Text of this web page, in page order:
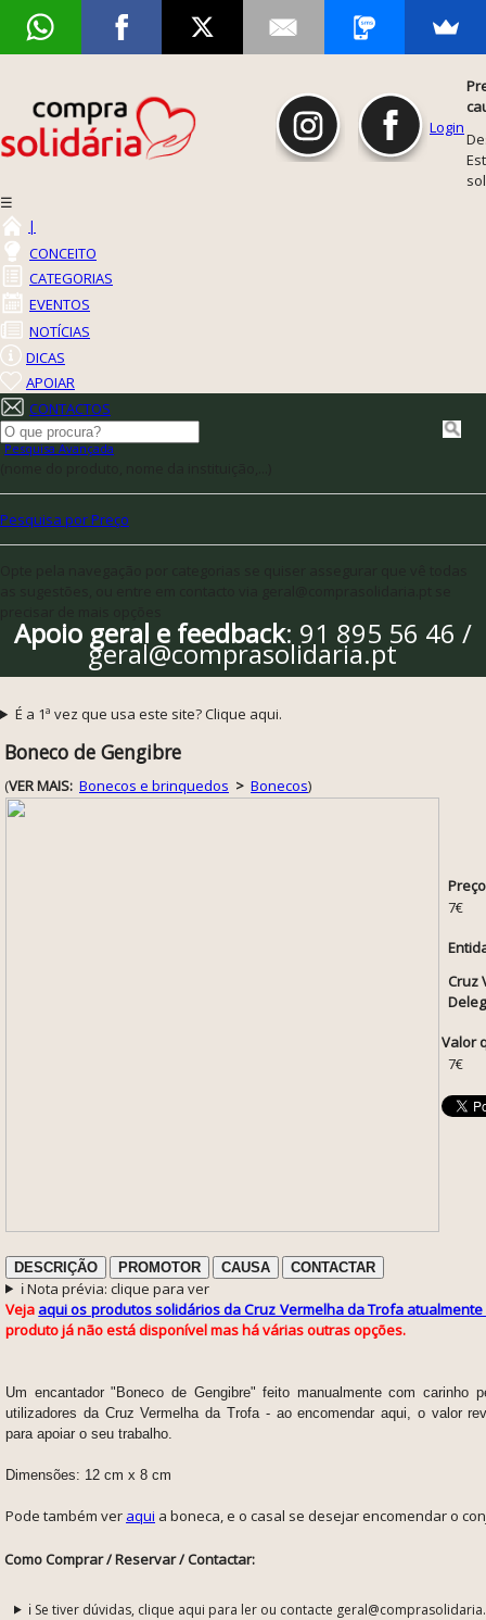
Login
☰
|
CONCEITO
CATEGORIAS
EVENTOS
NOTÍCIAS
DICAS
APOIAR
CONTACTOS
Pesquisa Avançada
Pesquisa por Preço
Apoio geral e feedback: 91 895 56 46 /
geral@comprasolidaria.pt
É a 1ª vez que usa este site? Clique aqui.
Boneco de Gengibre
(VER MAIS: Bonecos e brinquedos > Bonecos)
7€
Cruz
Valor
7€
DESCRIÇÃO PROMOTOR CAUSA CONTACTAR
ℹ️ Nota prévia: clique para ver
Veja aqui os produtos solidários da Cruz Vermelha da Trofa
produto já não está disponível mas há várias outras opções.
Um encantador "Boneco de Gengibre" feito manualmente com carinho
utilizadores da Cruz Vermelha da Trofa - ao encomendar aqui, o valor
para apoiar o seu trabalho.
Dimensões: 12 cm x 8 cm
Pode também ver aqui a boneca, e o casal se desejar encomendar o
Como Comprar / Reservar / Contactar:
ℹ️ Se tiver dúvidas, clique aqui para ler ou contacte